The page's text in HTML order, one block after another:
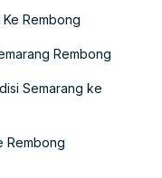
Rembong
Rembong
Semarang ke
Rembong